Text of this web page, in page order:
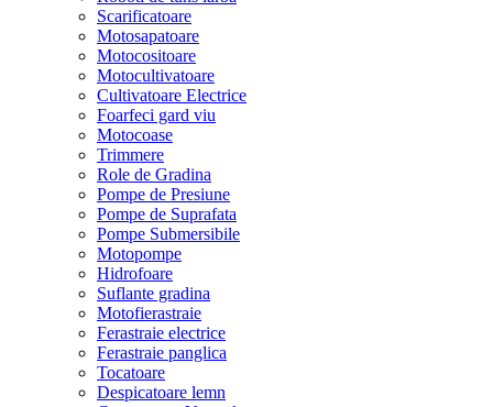
Scarificatoare
Motosapatoare
Motocositoare
Motocultivatoare
Cultivatoare Electrice
Foarfeci gard viu
Motocoase
Trimmere
Role de Gradina
Pompe de Presiune
Pompe de Suprafata
Pompe Submersibile
Motopompe
Hidrofoare
Suflante gradina
Motofierastraie
Ferastraie electrice
Ferastraie panglica
Tocatoare
Despicatoare lemn